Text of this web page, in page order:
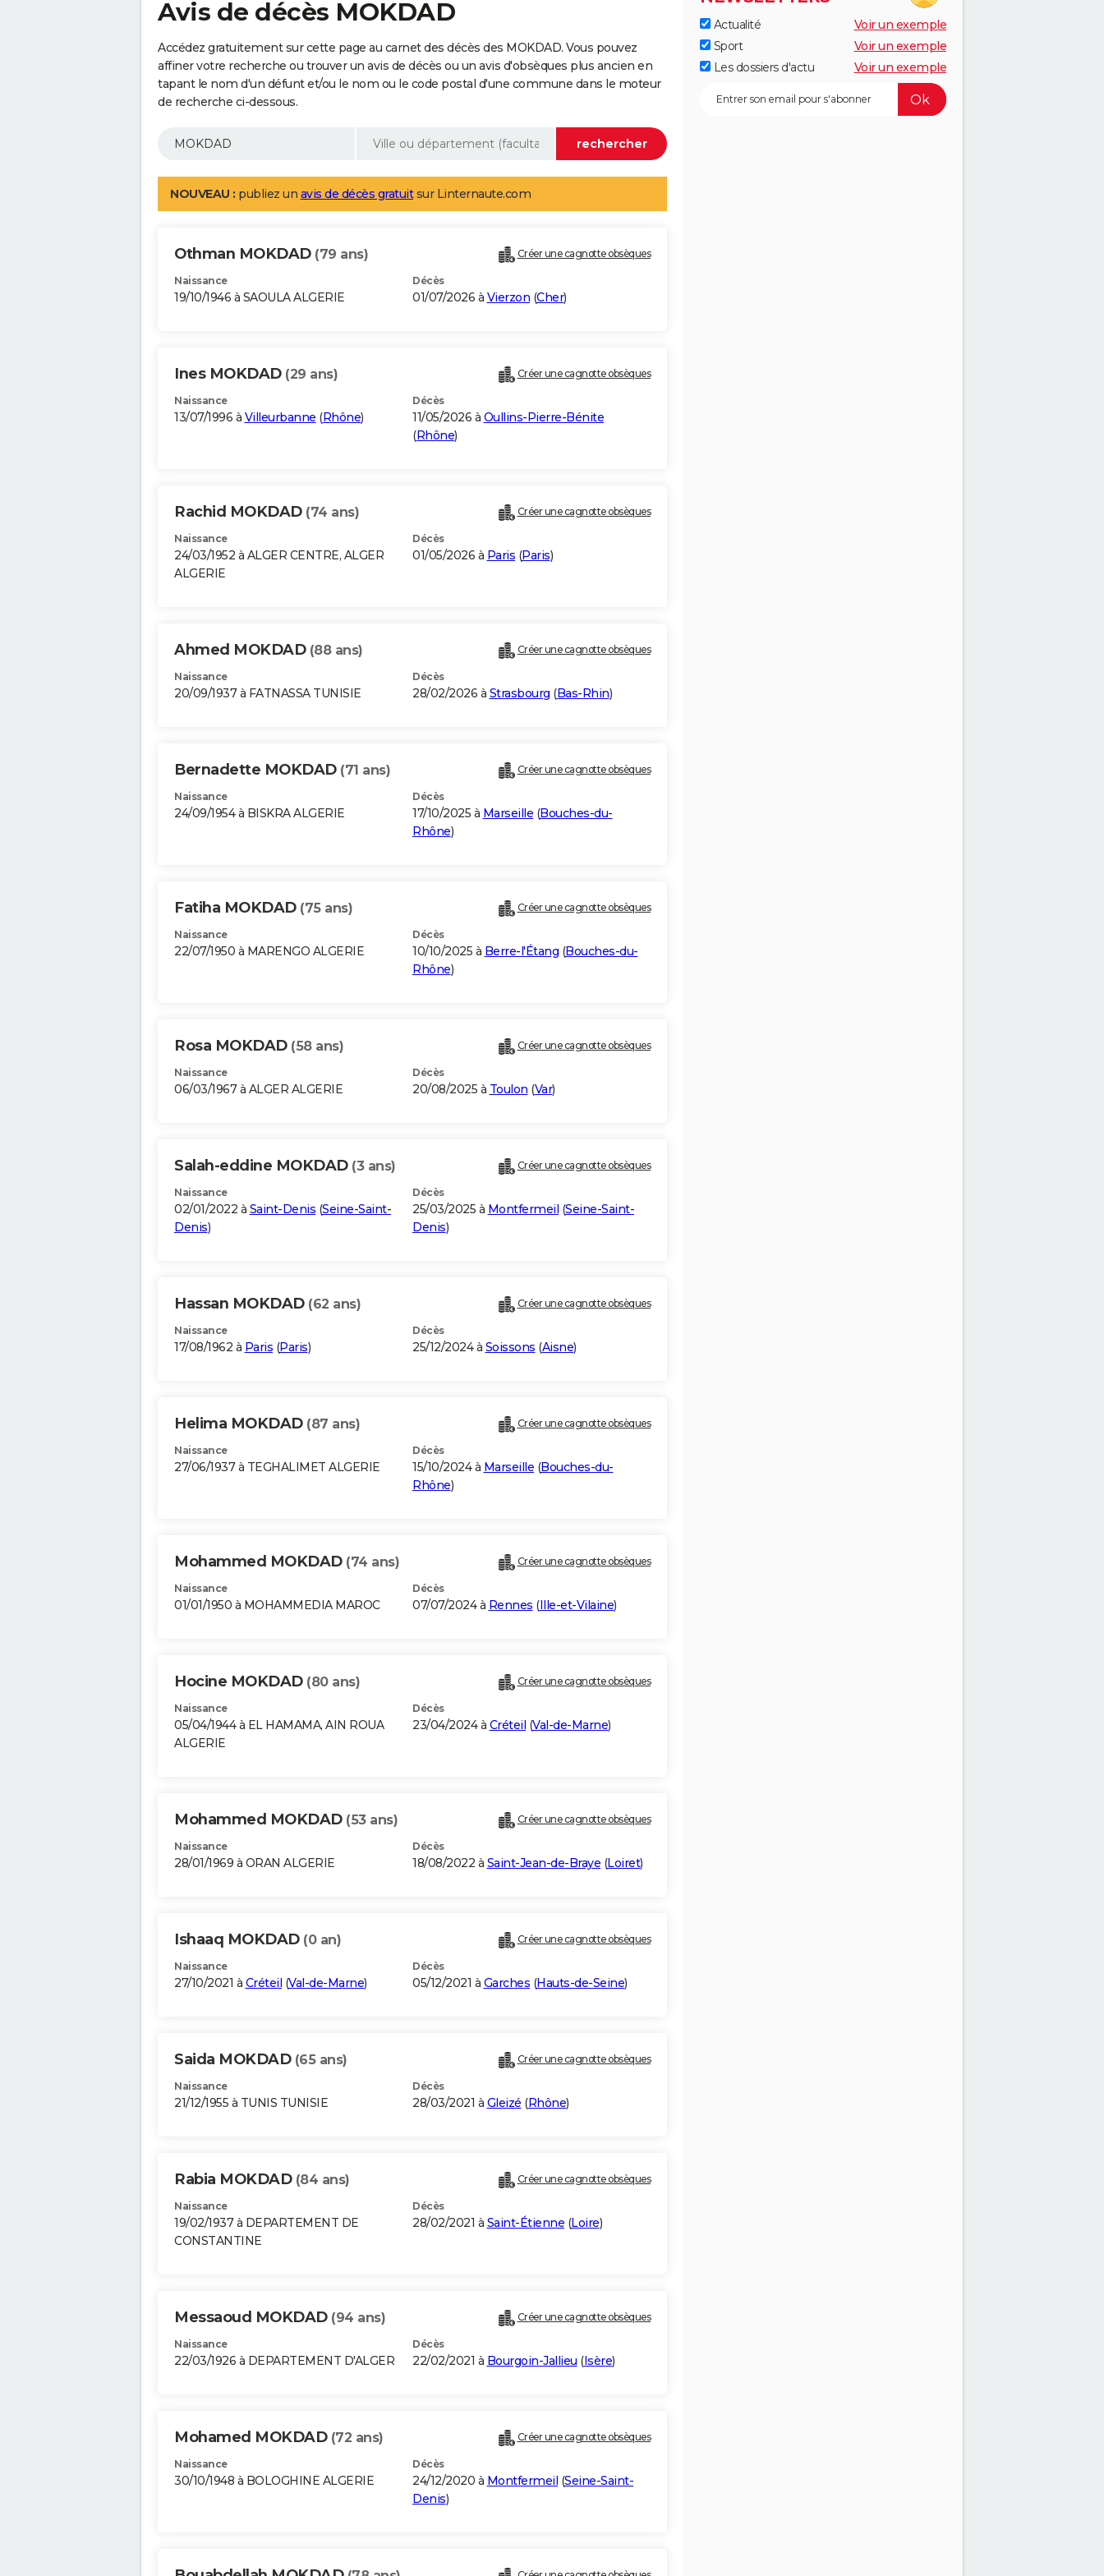
Avis de décès MOKDAD
Accédez gratuitement sur cette page au carnet des décès des MOKDAD. Vous pouvez
affiner votre recherche ou trouver un avis de décès ou un avis d'obsèques plus ancien en
tapant le nom d'un défunt et/ou le nom ou le code postal d'une commune dans le moteur
de recherche ci-dessous.
NOUVEAU : publiez un avis de décès gratuitsur Linternaute.com
Othman MOKDAD (79 ans) Créer une cagnotte obsèques
Naissance
19/10/1946 à SAOULA ALGERIE
Décès
01/07/2026 à Vierzon (Cher)
Ines MOKDAD (29 ans) Créer une cagnotte obsèques
Naissance
13/07/1996 à Villeurbanne (Rhône)
Décès
11/05/2026 à Oullins-Pierre-Bénite
(Rhône)
Rachid MOKDAD (74 ans) Créer une cagnotte obsèques
Naissance
24/03/1952 à ALGER CENTRE, ALGER
ALGERIE
Décès
01/05/2026 à Paris (Paris)
Ahmed MOKDAD (88 ans) Créer une cagnotte obsèques
Naissance
20/09/1937 à FATNASSA TUNISIE
Décès
28/02/2026 à Strasbourg (Bas-Rhin)
Bernadette MOKDAD (71 ans) Créer une cagnotte obsèques
Naissance
24/09/1954 à BISKRA ALGERIE
Décès
17/10/2025 à Marseille (Bouches-du-
Rhône)
Fatiha MOKDAD (75 ans) Créer une cagnotte obsèques
Naissance
22/07/1950 à MARENGO ALGERIE
Décès
10/10/2025 à Berre-l'Étang (Bouches-du-
Rhône)
Rosa MOKDAD (58 ans) Créer une cagnotte obsèques
Naissance
06/03/1967 à ALGER ALGERIE
Décès
20/08/2025 à Toulon (Var)
Salah-eddine MOKDAD (3 ans) Créer une cagnotte obsèques
Naissance
02/01/2022 à Saint-Denis (Seine-Saint-
Denis)
Décès
25/03/2025 à Montfermeil (Seine-Saint-
Denis)
Hassan MOKDAD (62 ans) Créer une cagnotte obsèques
Naissance
17/08/1962 à Paris (Paris)
Décès
25/12/2024 à Soissons (Aisne)
Helima MOKDAD (87 ans) Créer une cagnotte obsèques
Naissance
27/06/1937 à TEGHALIMET ALGERIE
Décès
15/10/2024 à Marseille (Bouches-du-
Rhône)
Mohammed MOKDAD (74 ans) Créer une cagnotte obsèques
Naissance
01/01/1950 à MOHAMMEDIA MAROC
Décès
07/07/2024 à Rennes (Ille-et-Vilaine)
Hocine MOKDAD (80 ans) Créer une cagnotte obsèques
Naissance
05/04/1944 à EL HAMAMA, AIN ROUA
ALGERIE
Décès
23/04/2024 à Créteil (Val-de-Marne)
Mohammed MOKDAD (53 ans) Créer une cagnotte obsèques
Naissance
28/01/1969 à ORAN ALGERIE
Décès
18/08/2022 à Saint-Jean-de-Braye (Loiret)
Ishaaq MOKDAD (0 an) Créer une cagnotte obsèques
Naissance
27/10/2021 à Créteil (Val-de-Marne)
Décès
05/12/2021 à Garches (Hauts-de-Seine)
Saida MOKDAD (65 ans) Créer une cagnotte obsèques
Naissance
21/12/1955 à TUNIS TUNISIE
Décès
28/03/2021 à Gleizé (Rhône)
Rabia MOKDAD (84 ans) Créer une cagnotte obsèques
Naissance
19/02/1937 à DEPARTEMENT DE
CONSTANTINE
Décès
28/02/2021 à Saint-Étienne (Loire)
Messaoud MOKDAD (94 ans) Créer une cagnotte obsèques
Naissance
22/03/1926 à DEPARTEMENT D'ALGER
Décès
22/02/2021 à Bourgoin-Jallieu (Isère)
Mohamed MOKDAD (72 ans) Créer une cagnotte obsèques
Naissance
30/10/1948 à BOLOGHINE ALGERIE
Décès
24/12/2020 à Montfermeil (Seine-Saint-
Denis)
Actualité
Voir un exemple
Sport
Voir un exemple
Les dossiers d'actu
Voir un exemple